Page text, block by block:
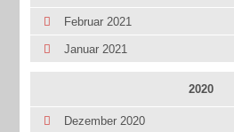
Februar 2021
Januar 2021
2020
Dezember 2020